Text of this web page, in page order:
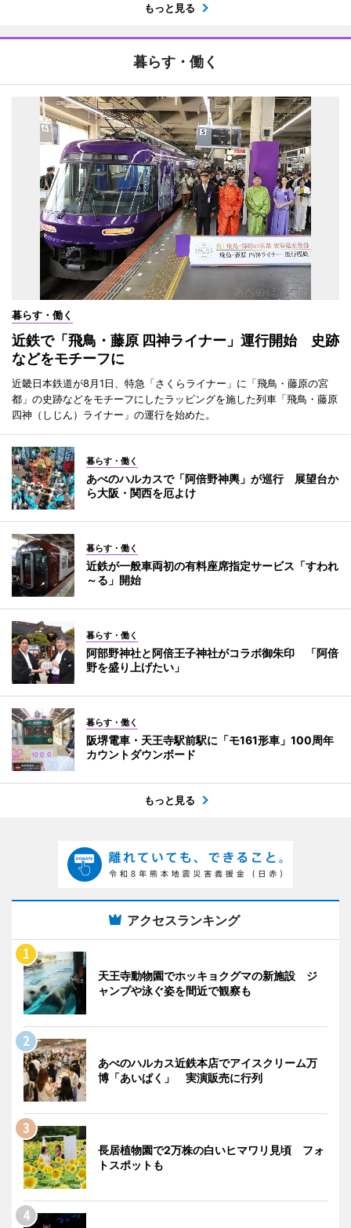
もっと見る
暮らす・働く
暮らす・働く
近鉄で「飛鳥・藤原 四神ライナー」運行開始 史跡
などをモチーフに
近畿日本鉄道が8月1日、特急「さくらライナー」に「飛鳥・藤原の宮
都」の史跡などをモチーフにしたラッピングを施した列車「飛鳥・藤原
四神（しじん）ライナー」の運行を始めた。
暮らす・働く
あべのハルカスで「阿倍野神輿」が巡行 展望台か
ら大阪・関西を厄よけ
暮らす・働く
近鉄が一般車両初の有料座席指定サービス「すわれ
～る」開始
暮らす・働く
阿部野神社と阿倍王子神社がコラボ御朱印 「阿倍
野を盛り上げたい」
暮らす・働く
阪堺電車・天王寺駅前駅に「モ161形車」100周年
カウントダウンボード
もっと見る
アクセスランキング
天王寺動物園でホッキョクグマの新施設 ジ
ャンプや泳ぐ姿を間近で観察も
あべのハルカス近鉄本店でアイスクリーム万
博「あいぱく」 実演販売に行列
長居植物園で2万株の白いヒマワリ見頃 フォ
トスポットも